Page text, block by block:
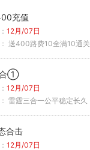
充值
12月/07日
送400路费10全满10通关
①
12月/07日
雷霆三合一公平稳定长久
合击
12月/07日